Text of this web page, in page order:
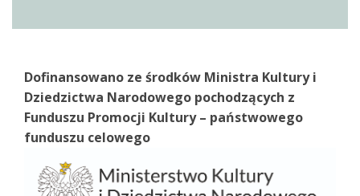
Dofinansowano ze środków Ministra Kultury i
Dziedzictwa Narodowego pochodzących z
Funduszu Promocji Kultury – państwowego
funduszu celowego